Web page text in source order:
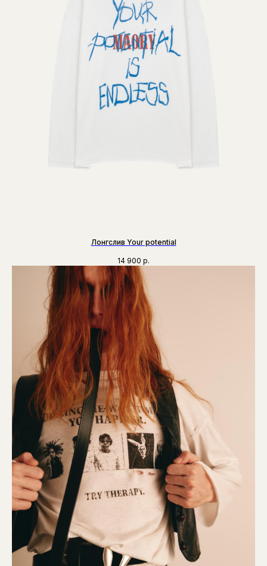
Лонгслив Your potential
14 900 р.